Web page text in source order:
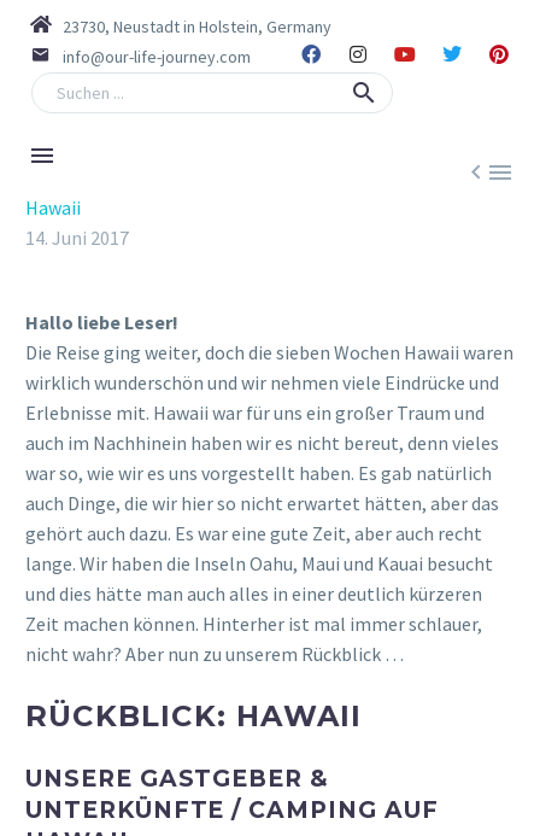
23730, Neustadt in Holstein, Germany
info@our-life-journey.com

Hawaii
14. Juni 2017
Hallo liebe Leser!
Die Reise ging weiter, doch die sieben Wochen Hawaii waren
wirklich wunderschön und wir nehmen viele Eindrücke und
Erlebnisse mit. Hawaii war für uns ein großer Traum und
auch im Nachhinein haben wir es nicht bereut, denn vieles
war so, wie wir es uns vorgestellt haben. Es gab natürlich
auch Dinge, die wir hier so nicht erwartet hätten, aber das
gehört auch dazu. Es war eine gute Zeit, aber auch recht
lange. Wir haben die Inseln Oahu, Maui und Kauai besucht
und dies hätte man auch alles in einer deutlich kürzeren
Zeit machen können. Hinterher ist mal immer schlauer,
nicht wahr? Aber nun zu unserem Rückblick …
RÜCKBLICK: HAWAII
UNSERE GASTGEBER &
UNTERKÜNFTE / CAMPING AUF